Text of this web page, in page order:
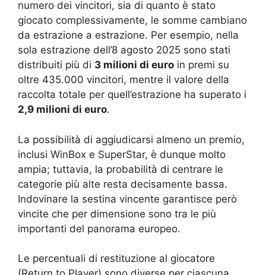
numero dei vincitori, sia di quanto è stato
giocato complessivamente, le somme cambiano
da estrazione a estrazione. Per esempio, nella
sola estrazione dell’8 agosto 2025 sono stati
distribuiti più di 3 milioni di euro in premi su
oltre 435.000 vincitori, mentre il valore della
raccolta totale per quell’estrazione ha superato i
2,9 milioni di euro.
La possibilità di aggiudicarsi almeno un premio,
inclusi WinBox e SuperStar, è dunque molto
ampia; tuttavia, la probabilità di centrare le
categorie più alte resta decisamente bassa.
Indovinare la sestina vincente garantisce però
vincite che per dimensione sono tra le più
importanti del panorama europeo.
Le percentuali di restituzione al giocatore